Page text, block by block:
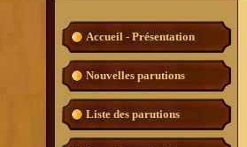
Accueil - Présentation
Nouvelles parutions
Liste des parutions